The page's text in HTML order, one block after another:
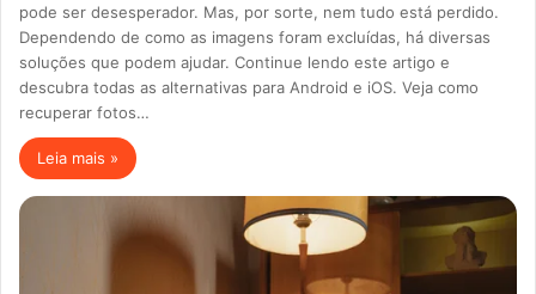
pode ser desesperador. Mas, por sorte, nem tudo está perdido.
Dependendo de como as imagens foram excluídas, há diversas
soluções que podem ajudar. Continue lendo este artigo e
descubra todas as alternativas para Android e iOS. Veja como
recuperar fotos…
Leia mais »